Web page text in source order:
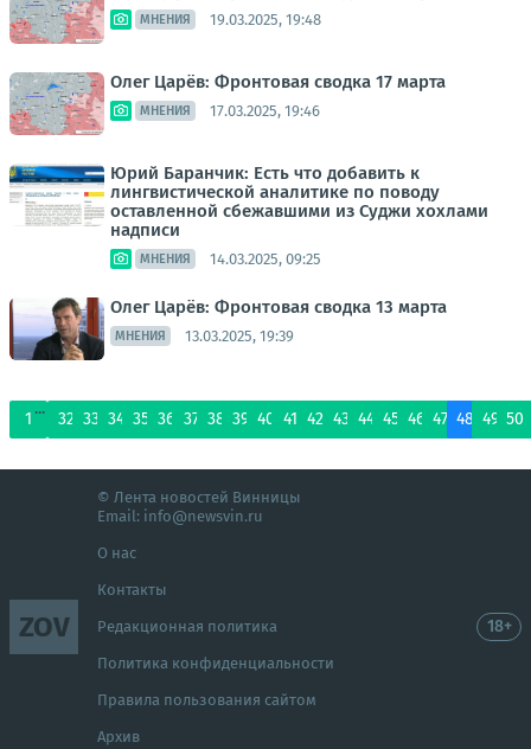
МНЕНИЯ 19.03.2025, 19:48
Олег Царёв: Фронтовая сводка 17 марта
МНЕНИЯ 17.03.2025, 19:46
Юрий Баранчик: Есть что добавить к
лингвистической аналитике по поводу
оставленной сбежавшими из Суджи хохлами
надписи
МНЕНИЯ 14.03.2025, 09:25
Олег Царёв: Фронтовая сводка 13 марта
МНЕНИЯ 13.03.2025, 19:39
1
...
32 33 34 35 36 37 38 39 40 41 42 43 44 45 46 47 48 49 50
ZOV
© Лента новостей Винницы
Email: info@newsvin.ru
О нас
Контакты
Редакционная политика
Политика конфиденциальности
Правила пользования сайтом
Архив
18+